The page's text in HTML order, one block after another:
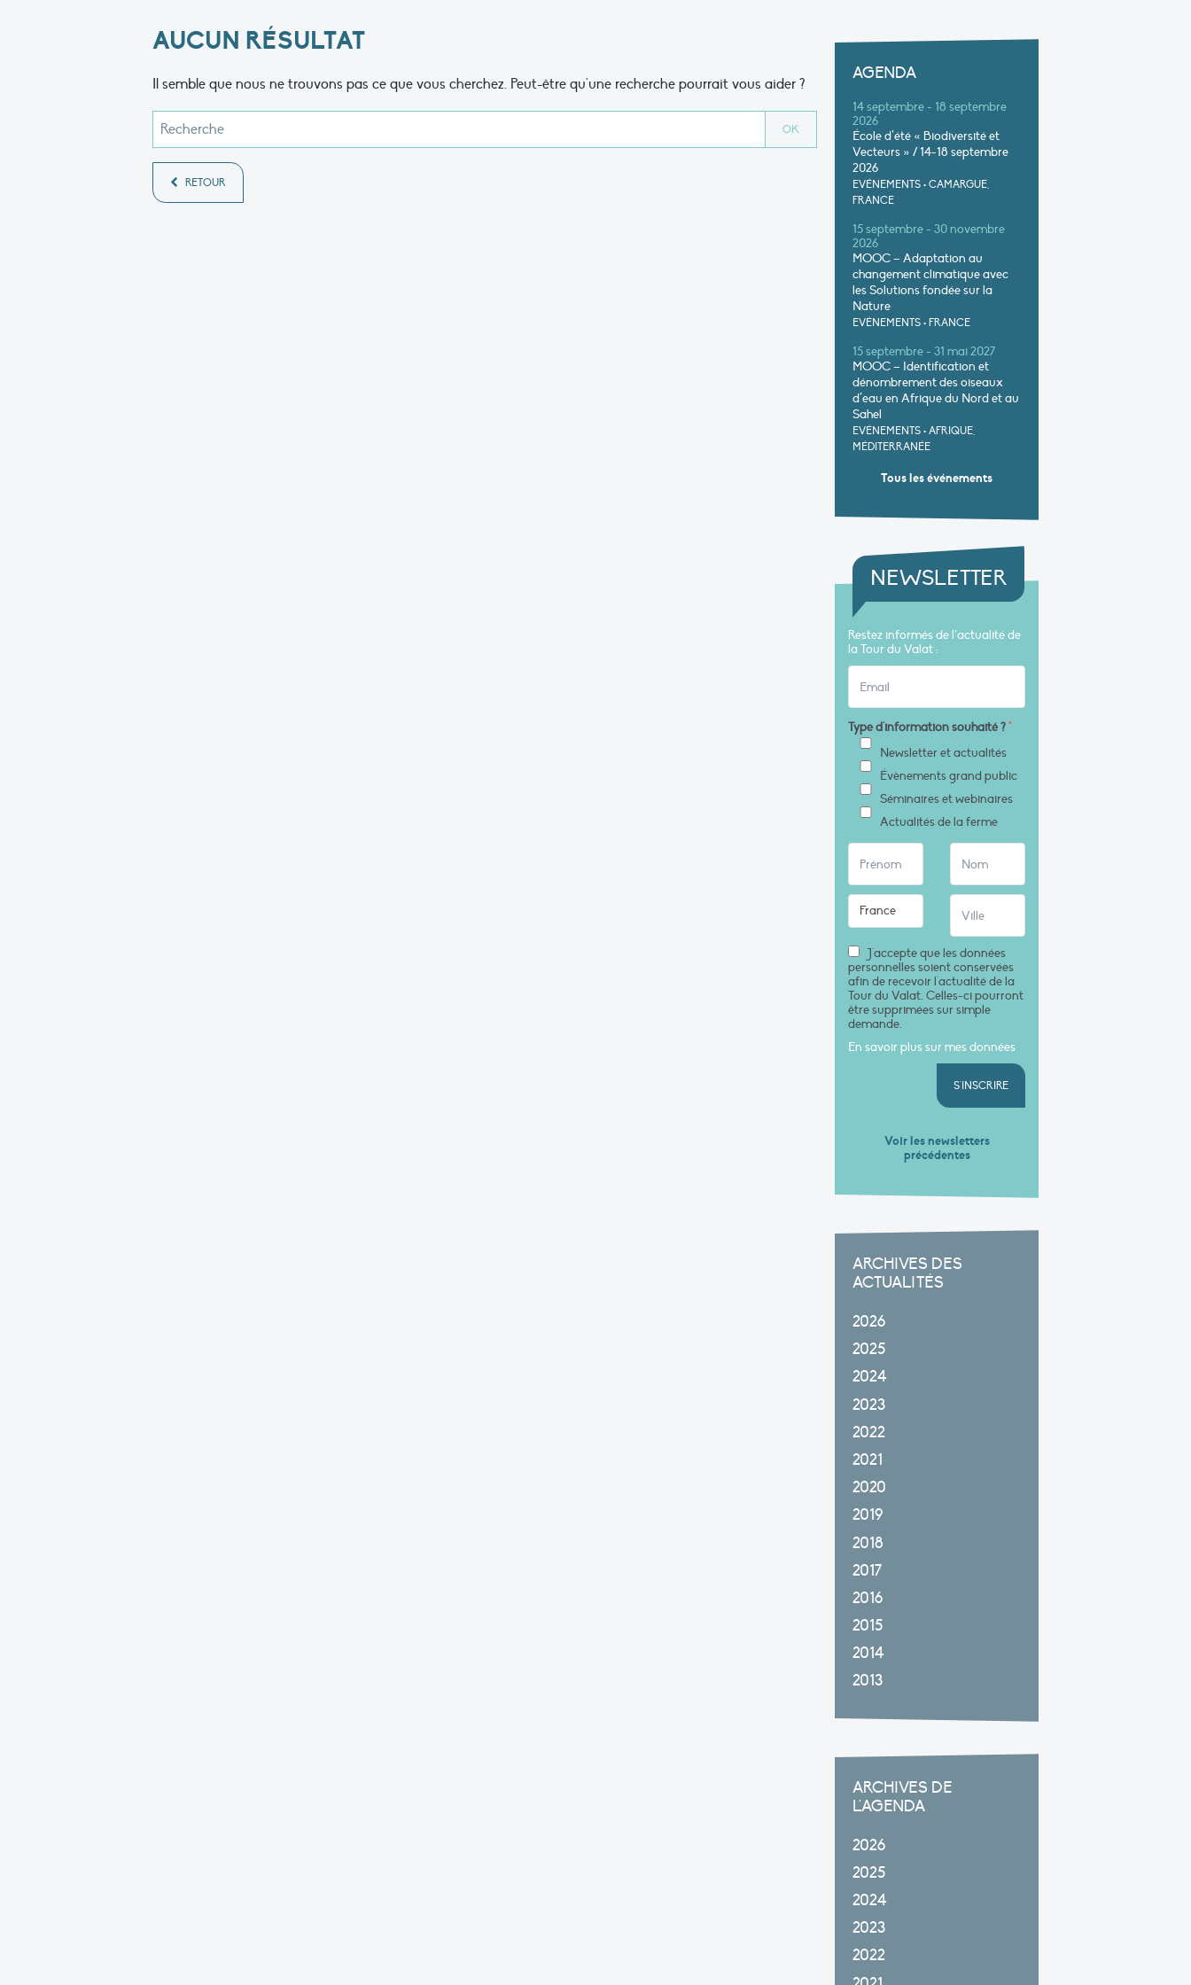
AUCUN RÉSULTAT
Il semble que nous ne trouvons pas ce que vous cherchez. Peut-être qu'une recherche pourrait vous aider ?
RETOUR
AGENDA
14 septembre - 18 septembre
2026
École d’été « Biodiversité et
Vecteurs » / 14-18 septembre
2026
EVÉNEMENTS • CAMARGUE,
FRANCE
15 septembre - 30 novembre
2026
MOOC – Adaptation au
changement climatique avec
les Solutions fondée sur la
Nature
EVÉNEMENTS • FRANCE
15 septembre - 31 mai 2027
MOOC – Identification et
dénombrement des oiseaux
d’eau en Afrique du Nord et au
Sahel
EVÉNEMENTS • AFRIQUE,
MÉDITERRANÉE
Tous les événements
NEWSLETTER
Restez informés de l’actualité de
la Tour du Valat :
Type d'information souhaité ?*
Newsletter et actualités
Évènements grand public
Séminaires et webinaires
Actualités de la ferme
J'accepte que les données
personnelles soient conservées
afin de recevoir l'actualité de la
Tour du Valat. Celles-ci pourront
être supprimées sur simple
demande.
En savoir plus sur mes données
S'INSCRIRE
Voir les newsletters
précédentes
ARCHIVES DES
ACTUALITÉS
2026
2025
2024
2023
2022
2021
2020
2019
2018
2017
2016
2015
2014
2013
ARCHIVES DE
L'AGENDA
2026
2025
2024
2023
2022